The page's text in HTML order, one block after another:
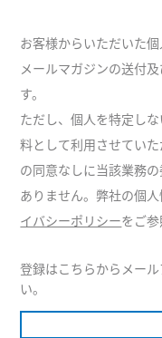
お客様からいただいた
メールマガジンの送付
す。
ただし、個人を特定し
料として利用させてい
の同意なしに当該業務
ありません。弊社の個
イバシーポリシーをご参
登録はこちらからメー
い。